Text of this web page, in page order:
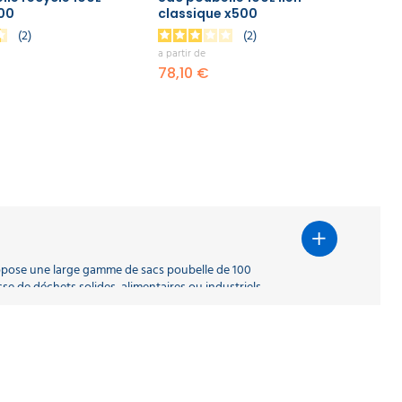
de 10 à 1 000 litres et plus.
2
classique x500
2
a partir de
78,10 €
une large gamme de sacs poubelle de 100
de déchets solides, alimentaires ou industriels.